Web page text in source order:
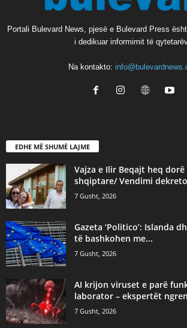
Portali Bulevard News, pjesë e Bulevard Press
i dedikuar informimit të
Na kontakto:
EDHE MË SHUMË LAJME
Vajza e Ilir Beqajt heq
shqiptare/ Vendimi
7 Gusht, 2026
Gazeta ‘Politico’: Islanda
të bashkohen me...
7 Gusht, 2026
AI krijon viruset e parë
laborator – ekspertët
7 Gusht, 2026